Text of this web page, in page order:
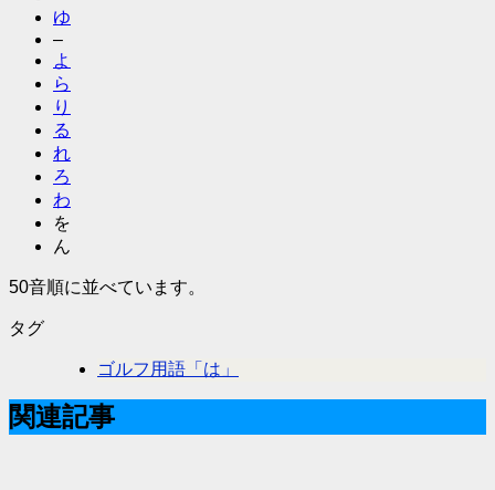
ゆ
–
よ
ら
り
る
れ
ろ
わ
を
ん
50音順に並べています。
タグ
ゴルフ用語「は」
関連記事